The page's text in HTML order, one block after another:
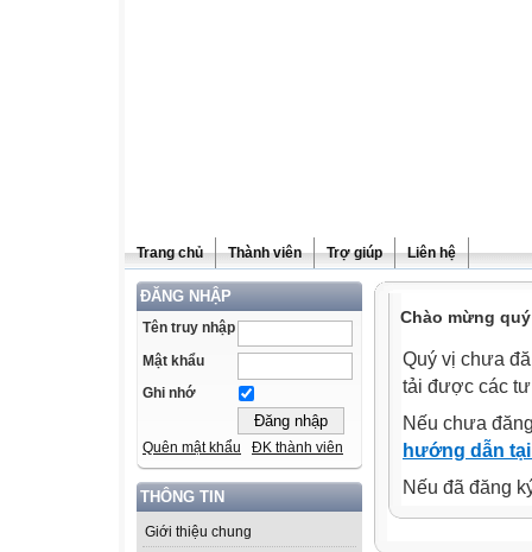
Trang chủ Thành viên Trợ giúp Liên hệ
ĐĂNG NHẬP
Tên truy nhập
Mật khẩu
Ghi nhớ
Quên mật khẩu ĐK thành viên
THÔNG TIN
Giới thiệu chung
Chào mừng
Quý vị chưa
tải được các
Nếu chưa
hướng dẫn
Nếu đã đăng